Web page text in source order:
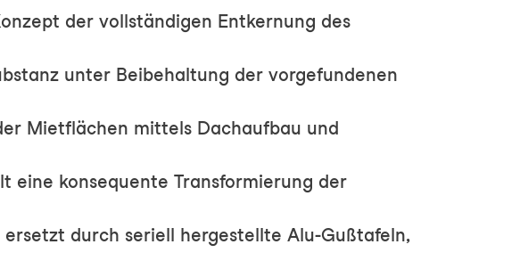
der vollständigen Entkernung des
unter Beibehaltung der vorgefundenen
Mietflächen mittels Dachaufbau und
eine konsequente Transformierung der
durch seriell hergestellte Alu-Gußtafeln,